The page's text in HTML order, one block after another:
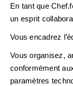
En tant que
un esprit
Vous encadrez
Vous organisez,
conformément
paramètres